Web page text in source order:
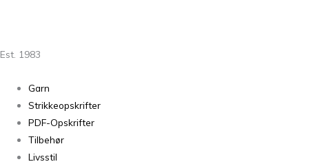
Est. 1983
Garn
Strikkeopskrifter
PDF-Opskrifter
Tilbehør
Livsstil